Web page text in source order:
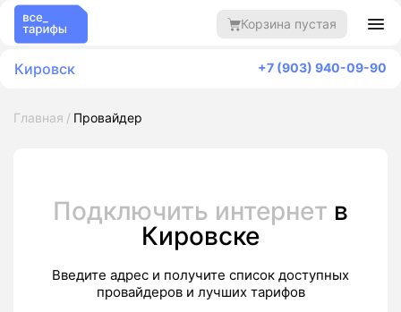
Корзина пустая
Кировск +7 (903) 940-09-90
Главная Провайдер
Подключить интернет в
Кировске
Введите адрес и получите список доступных
провайдеров и лучших тарифов